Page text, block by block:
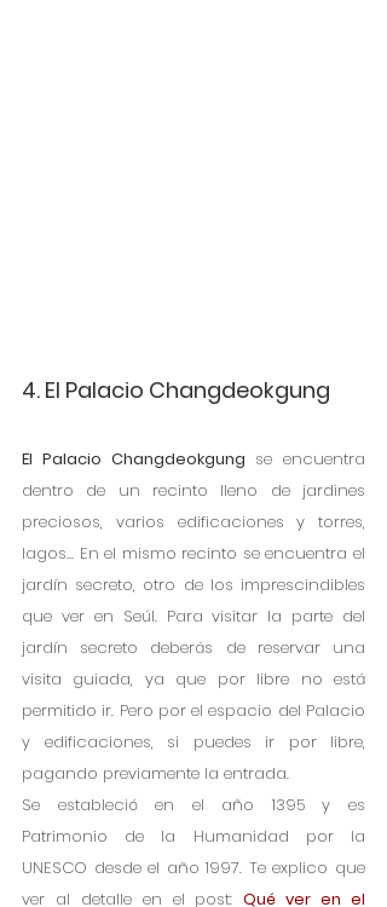
4. El Palacio Changdeokgung
El Palacio Changdeokgung se encuentra
dentro de un recinto lleno de jardines
preciosos, varios edificaciones y torres,
lagos… En el mismo recinto se encuentra el
jardín secreto, otro de los imprescindibles
que ver en Seúl. Para visitar la parte del
jardín secreto deberás de reservar una
visita guiada, ya que por libre no está
permitido ir. Pero por el espacio del Palacio
y edificaciones, si puedes ir por libre,
pagando previamente la entrada.
Se estableció en el año 1395 y es
Patrimonio de la Humanidad por la
UNESCO desde el año 1997. Te explico que
ver al detalle en el post: Qué ver en el